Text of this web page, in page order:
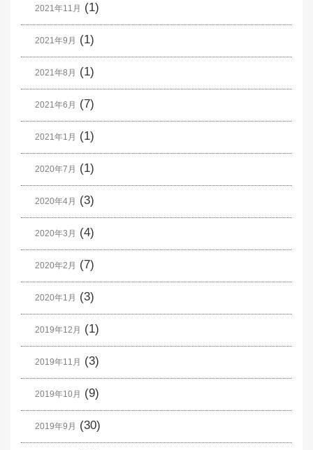
2021年11月 (1)
2021年9月 (1)
2021年8月 (1)
2021年6月 (7)
2021年1月 (1)
2020年7月 (1)
2020年4月 (3)
2020年3月 (4)
2020年2月 (7)
2020年1月 (3)
2019年12月 (1)
2019年11月 (3)
2019年10月 (9)
2019年9月 (30)